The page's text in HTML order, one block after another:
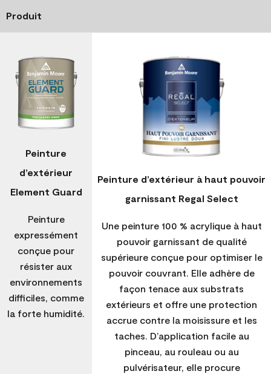
Produit
Peinture
d’extérieur
Element Guard
Peinture
expressément
conçue pour
résister aux
environnements
difficiles, comme
la forte humidité.
Peinture d’extérieur à haut pouvoir
garnissant Regal Select
Une peinture 100 % acrylique à haut
pouvoir garnissant de qualité
supérieure conçue pour optimiser le
pouvoir couvrant. Elle adhère de
façon tenace aux substrats
extérieurs et offre une protection
accrue contre la moisissure et les
taches. D’application facile au
pinceau, au rouleau ou au
pulvérisateur, elle procure